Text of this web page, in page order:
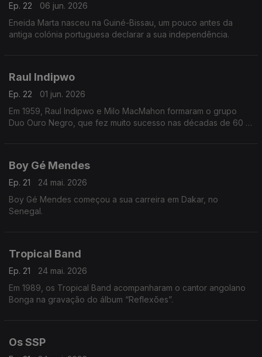
Ep. 22
06 jun. 2026
Eneida Marta nasceu na Guiné-Bissau, um pouco antes da
antiga colónia portuguesa declarar a sua independência.
Raul Indipwo
Ep. 22
01 jun. 2026
Em 1959, Raul Indipwo e Milo MacMahon formaram o grupo
Duo Ouro Negro, que fez muito sucesso nas décadas de 60 e
Boy Gé Mendes
Ep. 21
24 mai. 2026
Boy Gé Mendes começou a sua carreira em Dakar, no
Senegal.
Tropical Band
Ep. 21
24 mai. 2026
Em 1989, os Tropical Band acompanharam o cantor angolano
Bonga na gravação do álbum “Reflexões”.
Os SSP